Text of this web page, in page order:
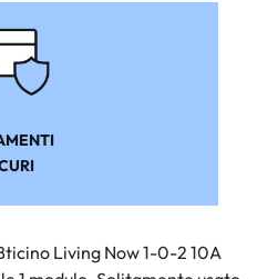
Living Now 1-0-2 10A